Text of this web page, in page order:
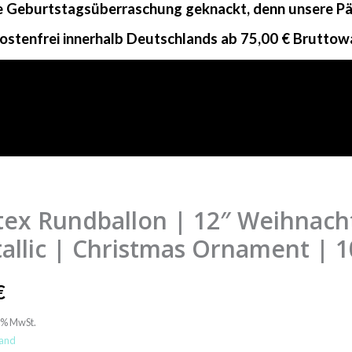
Geburtstagsüberraschung geknackt, denn unsere
innerhalb Deutschlands ab 75,00 €
Rundballon | 12″
| Christmas Ornament |
MwSt.